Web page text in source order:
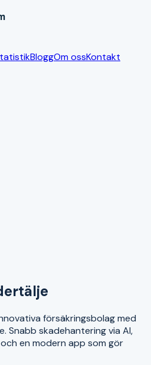
BloggOm ossKontakt
försäkringsbolag med
Snabb skadehantering via AI,
en modern app som gör